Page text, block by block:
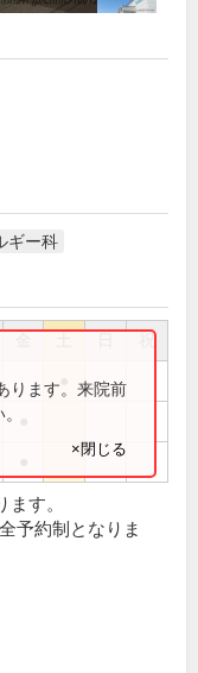
ギー科
祝
ります。来院前
×閉じる
す。
予約制となりま